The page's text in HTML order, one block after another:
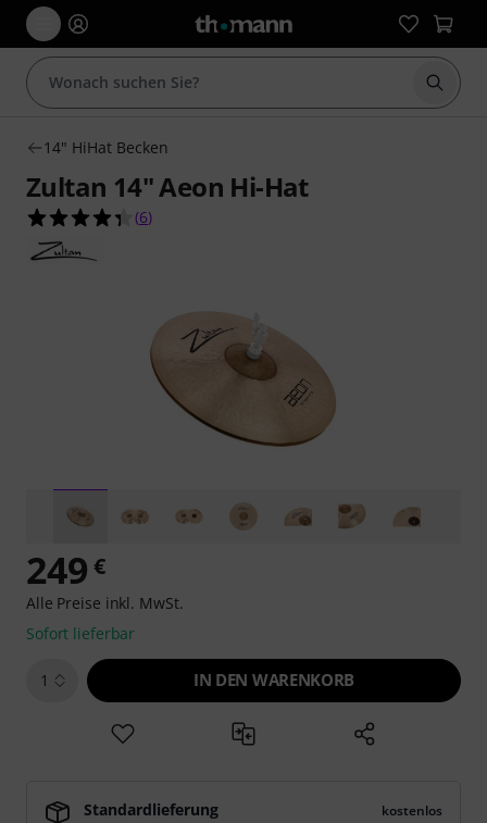
Suche
14" HiHat Becken
Zultan 14" Aeon Hi-Hat
4.3 von 5 Sternen aus 6 Kundenbewertungen
(6)
249 €
Alle Preise inkl. MwSt.
Sofort lieferbar
1 IN DEN WARENKORB
Standardlieferung
kostenlos